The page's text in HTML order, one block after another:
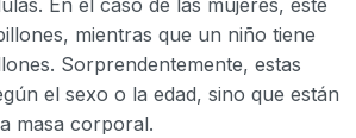
En el caso de las mujeres, este
mientras que un niño tiene
Sorprendentemente, estas
el sexo o la edad, sino que están
masa corporal.